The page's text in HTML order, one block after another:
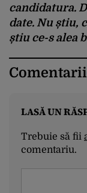
candidatura.
date. Nu știu,
știu ce-s alea
Comentarii
LASĂ UN
Trebuie să fii
comentariu.